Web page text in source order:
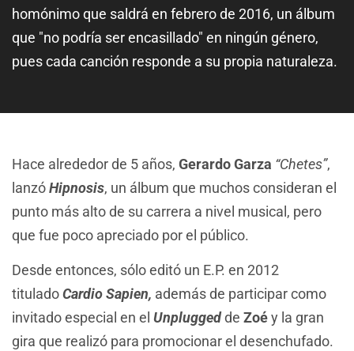
homónimo que saldrá en febrero de 2016, un álbum
que "no podría ser encasillado" en ningún género,
pues cada canción responde a su propia naturaleza.
Hace alrededor de 5 años, Gerardo Garza “Chetes”,
lanzóHipnosis, un álbum que muchos consideran el
punto más alto de su carrera a nivel musical, pero
que fue poco apreciado por el público.
Desde entonces, sólo editó un E.P. en 2012
tituladoCardio Sapien, además de participar como
invitado especial en el Unpluggedde Zoéy la gran
gira que realizó para promocionar el desenchufado.